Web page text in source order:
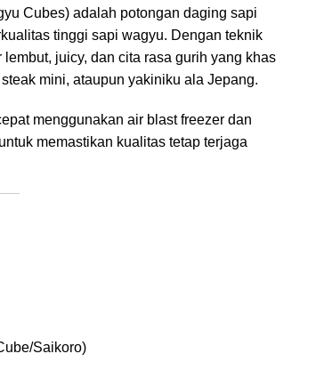
Cubes) adalah potongan daging sapi
tinggi sapi wagyu. Dengan teknik
juicy, dan cita rasa gurih yang khas
mini, ataupun yakiniku ala Jepang.
menggunakan air blast freezer dan
untuk memastikan kualitas tetap terjaga
Saikoro)